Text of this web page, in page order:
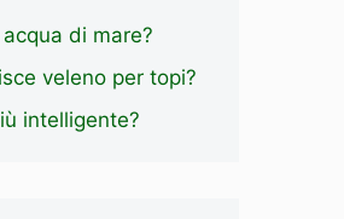
di mare?
veleno per topi?
intelligente?